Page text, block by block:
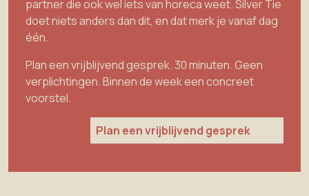
partner die ook wel iets van horeca weet. Silver Tie
doet niets anders dan dit, en dat merk je vanaf dag
één.
Plan een vrijblijvend gesprek. 30 minuten. Geen
verplichtingen. Binnen de week een concreet
voorstel.
Plan een vrijblijvend gesprek